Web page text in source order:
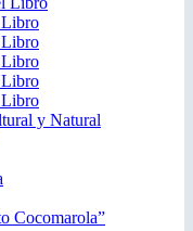
Libro
Libro
Libro
Libro
Libro
y Natural
Cocomarola”